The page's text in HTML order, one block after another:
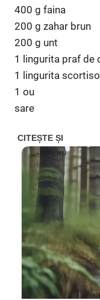
400 g faina
200 g zahar brun
200 g unt
1 lingurita praf de
1 lingurita
1 ou
sare